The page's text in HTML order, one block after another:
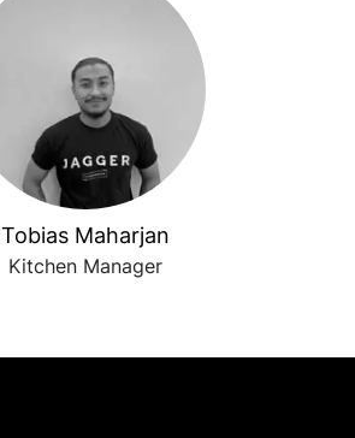
Tobias Maharjan
Kitchen Manager